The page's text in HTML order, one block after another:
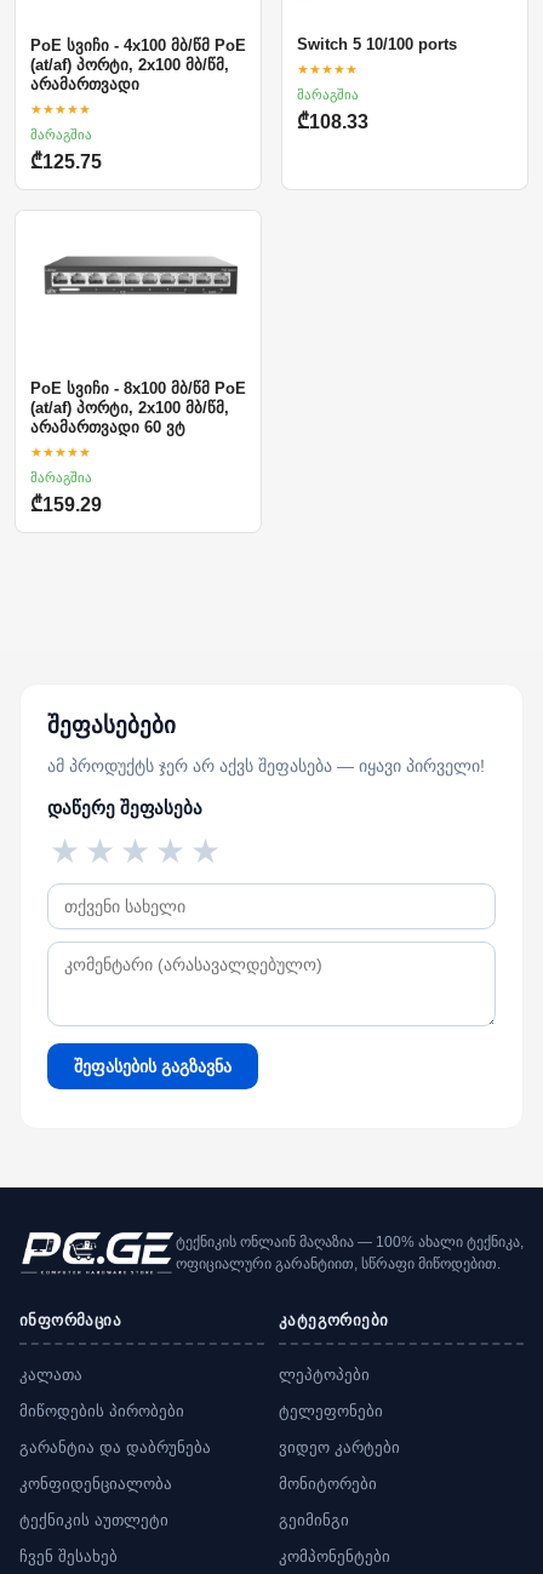
PoE სვიჩი - 4x100 მბ/წმ PoE
(at/af) პორტი, 2x100 მბ/წმ,
არამართვადი
★★★★★
მარაგშია
₾125.75
Switch 5 10/100 ports
★★★★★
მარაგშია
₾108.33
PoE სვიჩი - 8x100 მბ/წმ PoE
(at/af) პორტი, 2x100 მბ/წმ,
არამართვადი 60 ვტ
★★★★★
მარაგშია
₾159.29
შეფასებები
ამ პროდუქტს ჯერ არ აქვს შეფასება — იყავი პირველი!
დაწერე შეფასება
★
★
★
★
★
შეფასების გაგზავნა
ტექნიკის ონლაინ მაღაზია — 100% ახალი ტექნიკა,
ოფიციალური გარანტიით, სწრაფი მიწოდებით.
ინფორმაცია
კალათა
მიწოდების პირობები
გარანტია და დაბრუნება
კონფიდენციალობა
ტექნიკის აუთლეტი
ჩვენ შესახებ
კატეგორიები
ლეპტოპები
ტელეფონები
ვიდეო კარტები
მონიტორები
გეიმინგი
კომპონენტები